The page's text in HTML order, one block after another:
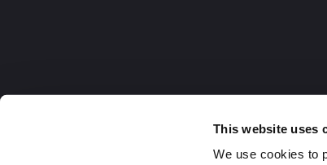
This website uses
We use cookies to